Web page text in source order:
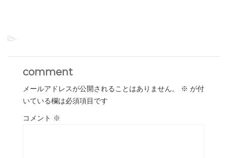
-
comment
メールアドレスが公開されることはありません。 ※ が付
いている欄は必須項目です
コメント ※